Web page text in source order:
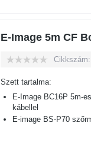
E-Image 5m CF
Cikkszám:
Szett tartalma:
E-Image BC16P 5m-
kábellel
E-image BS-P70